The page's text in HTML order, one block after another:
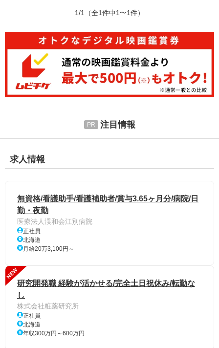
1/1 （全1件中1〜1件）
注目情報
求人情報
無資格/看護助手/看護補助者/賞与3.65ヶ月分/病院/日
勤・夜勤
医療法人渓和会江別病院
正社員
北海道
月給20万3,100円～
NEW
研究開発職 経験が活かせる/完全土日祝休み/転勤な
し
株式会社粧薬研究所
正社員
北海道
年収300万円～600万円